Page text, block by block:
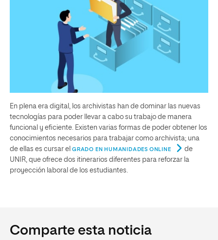
En plena era digital, los archivistas han de dominar las nuevas
tecnologías para poder llevar a cabo su trabajo de manera
funcional y eficiente. Existen varias formas de poder obtener los
conocimientos necesarios para trabajar como archivista; una
de ellas es cursar el GRADO EN HUMANIDADES ONLINE
de
UNIR, que ofrece dos itinerarios diferentes para reforzar la
proyección laboral de los estudiantes.
Comparte esta noticia